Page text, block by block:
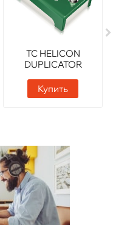
TC HELICON
DUPLICATOR
Купить